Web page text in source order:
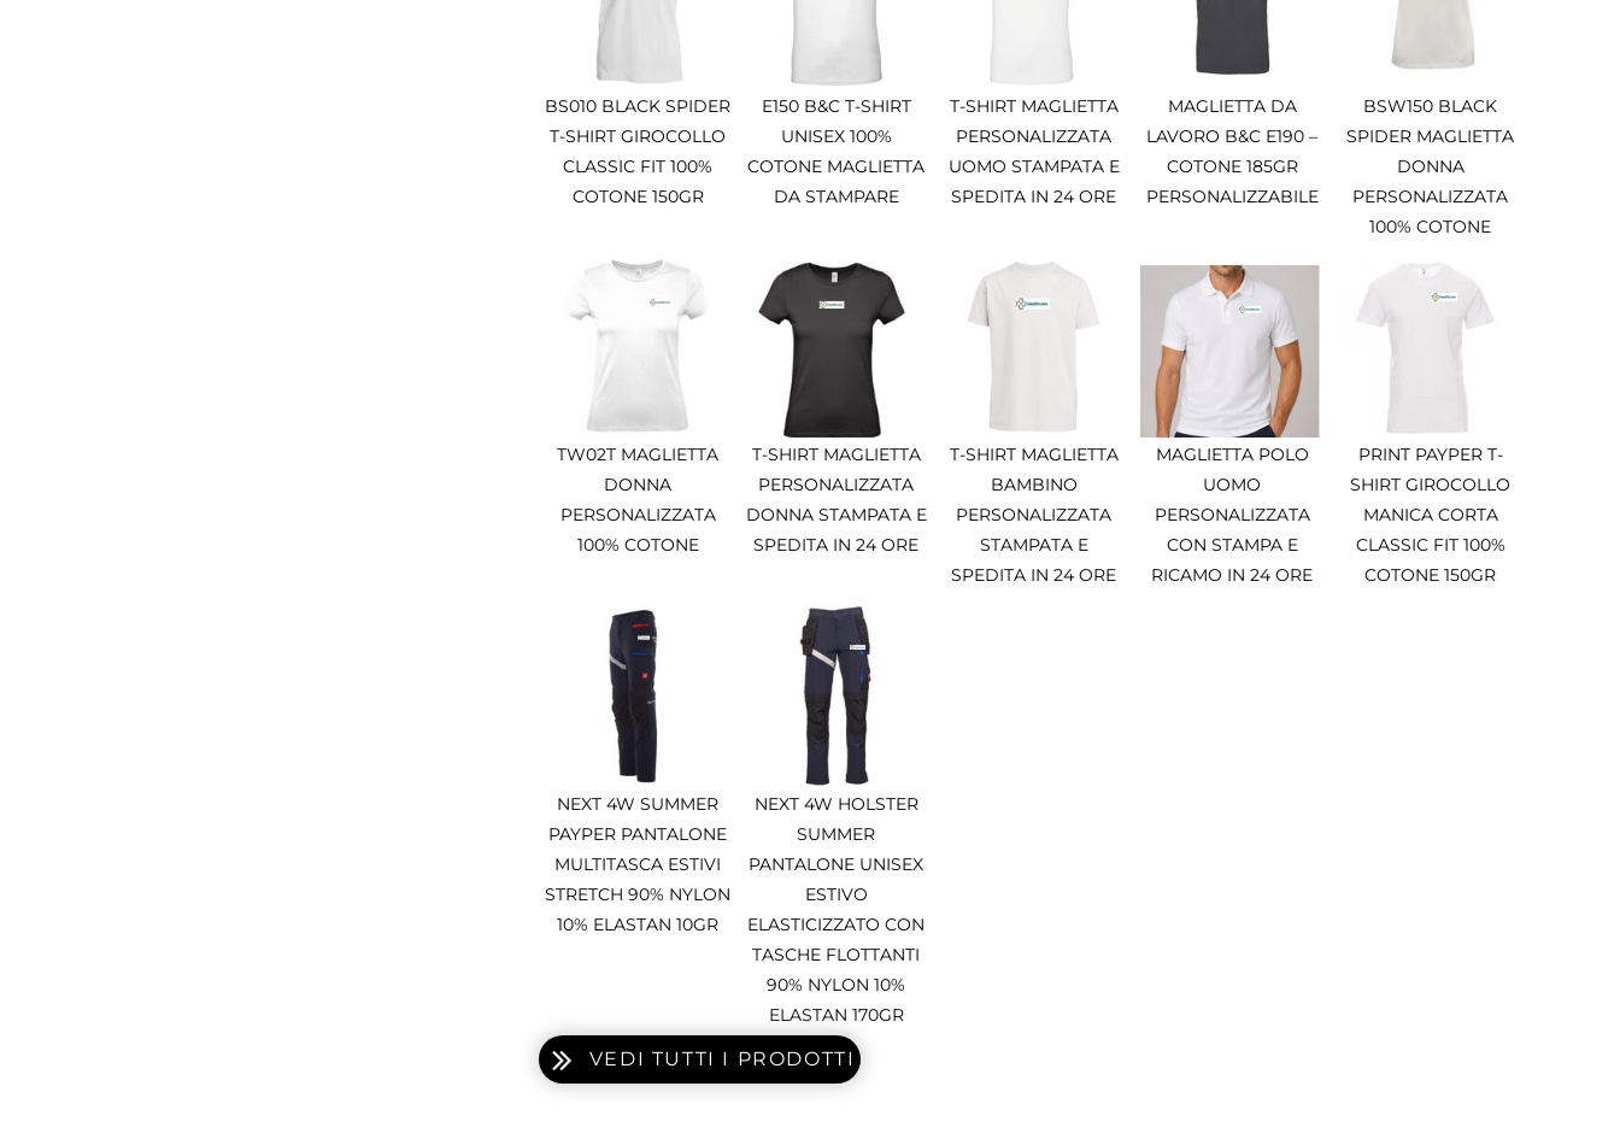
BS010 BLACK SPIDER
T-SHIRT GIROCOLLO
CLASSIC FIT 100%
COTONE 150GR
E150 B&C T-SHIRT
UNISEX 100%
COTONE MAGLIETTA
DA STAMPARE
T-SHIRT MAGLIETTA
PERSONALIZZATA
UOMO STAMPATA E
SPEDITA IN 24 ORE
MAGLIETTA DA
LAVORO B&C E190 –
COTONE 185GR
PERSONALIZZABILE
BSW150 BLACK
SPIDER MAGLIETTA
DONNA
PERSONALIZZATA
100% COTONE
TW02T MAGLIETTA
DONNA
PERSONALIZZATA
100% COTONE
T-SHIRT MAGLIETTA
PERSONALIZZATA
DONNA STAMPATA E
SPEDITA IN 24 ORE
T-SHIRT MAGLIETTA
BAMBINO
PERSONALIZZATA
STAMPATA E
SPEDITA IN 24 ORE
MAGLIETTA POLO
UOMO
PERSONALIZZATA
CON STAMPA E
RICAMO IN 24 ORE
PRINT PAYPER T-
SHIRT GIROCOLLO
MANICA CORTA
CLASSIC FIT 100%
COTONE 150GR
NEXT 4W SUMMER
PAYPER PANTALONE
MULTITASCA ESTIVI
STRETCH 90% NYLON
10% ELASTAN 10GR
NEXT 4W HOLSTER
SUMMER
PANTALONE UNISEX
ESTIVO
ELASTICIZZATO CON
TASCHE FLOTTANTI
90% NYLON 10%
ELASTAN 170GR
VEDI TUTTI I PRODOTTI